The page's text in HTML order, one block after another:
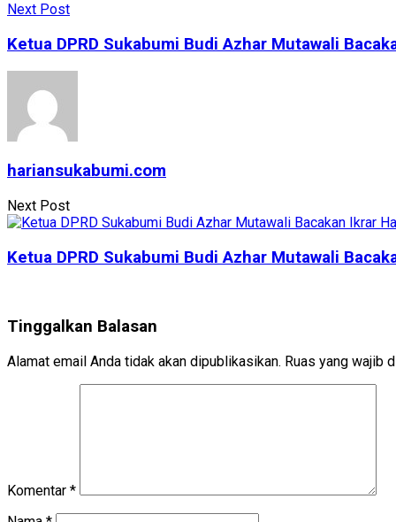
Next Post
Ketua DPRD Sukabumi Budi Azhar Mutawali
hariansukabumi.com
Next Post
Ketua DPRD Sukabumi Budi Azhar Mutawali
Tinggalkan Balasan
Alamat email Anda tidak akan dipublikasikan. Ruas yang wajib
Komentar *